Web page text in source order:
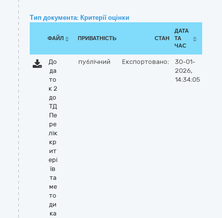
Тип документа: Критерії оцінки
ФАЙЛ ПРИВАТНІСТЬ СТАН
ДАТА
ТА
ЧАС
До
да
то
к 2
до
ТД
Пе
ре
лік
кр
ит
ері
їв
та
ме
то
ди
ка
публічний Експортовано:
30-01-
2026,
14:34:05